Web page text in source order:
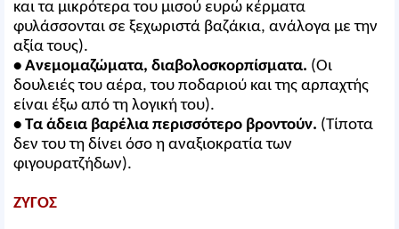
και τα μικρότερα του μισού ευρώ κέρματα
φυλάσσονται σε ξεχωριστά βαζάκια, ανάλογα με την
αξία τους).
• Ανεμομαζώματα, διαβολοσκορπίσματα. (Οι
δουλειές του αέρα, του ποδαριού και της αρπαχτής
είναι έξω από τη λογική του).
• Τα άδεια βαρέλια περισσότερο βροντούν. (Τίποτα
δεν του τη δίνει όσο η αναξιοκρατία των
φιγουρατζήδων).
ΖΥΓΟΣ